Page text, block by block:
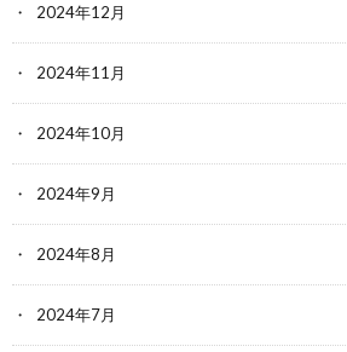
2024年12月
2024年11月
2024年10月
2024年9月
2024年8月
2024年7月